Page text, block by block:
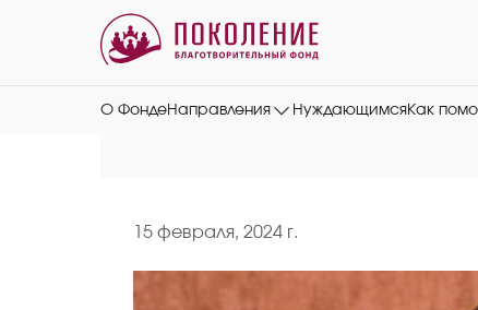
О ФондеНаправления НуждающимсяКак
15 февраля, 2024 г.